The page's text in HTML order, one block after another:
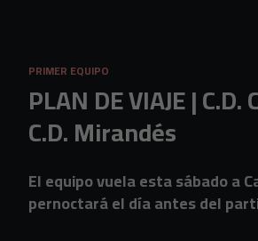
PRIMER EQUIPO
PLAN DE VIAJE |
C.D. Mirandés
El equipo vuela esta sábado a
pernoctará el día antes del